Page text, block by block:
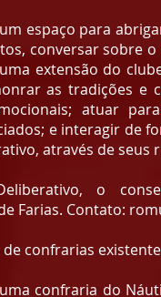
espaço para
conversar sobre
extensão do
as tradições e
atuar
e interagir de
através de seus
o
Farias. Contato:
confrarias
confraria do